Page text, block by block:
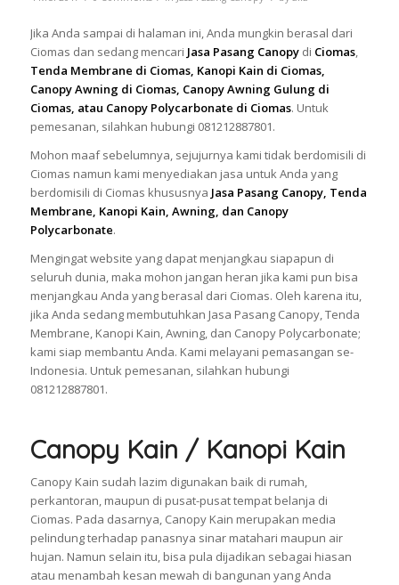
Jika Anda sampai di halaman ini, Anda mungkin berasal dari
Ciomas dan sedang mencari Jasa Pasang Canopy di Ciomas,
Tenda Membrane di Ciomas, Kanopi Kain di Ciomas,
Canopy Awning di Ciomas, Canopy Awning Gulung di
Ciomas, atau Canopy Polycarbonate di Ciomas. Untuk
pemesanan, silahkan hubungi 081212887801.
Mohon maaf sebelumnya, sejujurnya kami tidak berdomisili di
Ciomas namun kami menyediakan jasa untuk Anda yang
berdomisili di Ciomas khususnya Jasa Pasang Canopy, Tenda
Membrane, Kanopi Kain, Awning, dan Canopy
Polycarbonate.
Mengingat website yang dapat menjangkau siapapun di
seluruh dunia, maka mohon jangan heran jika kami pun bisa
menjangkau Anda yang berasal dari Ciomas. Oleh karena itu,
jika Anda sedang membutuhkan Jasa Pasang Canopy, Tenda
Membrane, Kanopi Kain, Awning, dan Canopy Polycarbonate;
kami siap membantu Anda. Kami melayani pemasangan se-
Indonesia. Untuk pemesanan, silahkan hubungi
081212887801.
Canopy Kain / Kanopi Kain
Canopy Kain sudah lazim digunakan baik di rumah,
perkantoran, maupun di pusat-pusat tempat belanja di
Ciomas. Pada dasarnya, Canopy Kain merupakan media
pelindung terhadap panasnya sinar matahari maupun air
hujan. Namun selain itu, bisa pula dijadikan sebagai hiasan
atau menambah kesan mewah di bangunan yang Anda